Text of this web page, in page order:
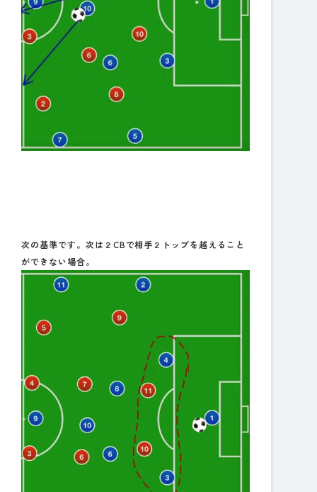
次の基準です。次は２CBで相手２トップを越えること
ができない場合。